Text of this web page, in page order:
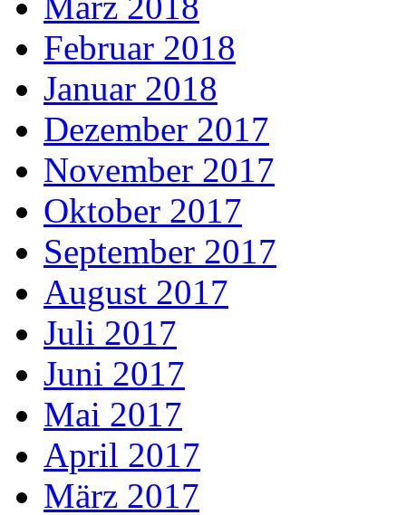
Februar 2018
Januar 2018
Dezember 2017
November 2017
Oktober 2017
September 2017
August 2017
Juli 2017
Juni 2017
Mai 2017
April 2017
März 2017